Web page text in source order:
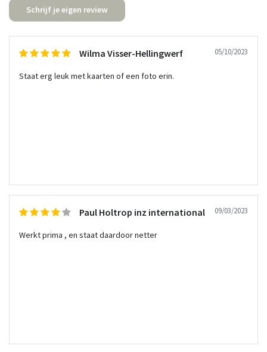
Schrijf je eigen review
Wilma Visser-Hellingwerf 05/10/2023
Staat erg leuk met kaarten of een foto erin.
Paul Holtrop inz international 09/03/2023
Werkt prima , en staat daardoor netter